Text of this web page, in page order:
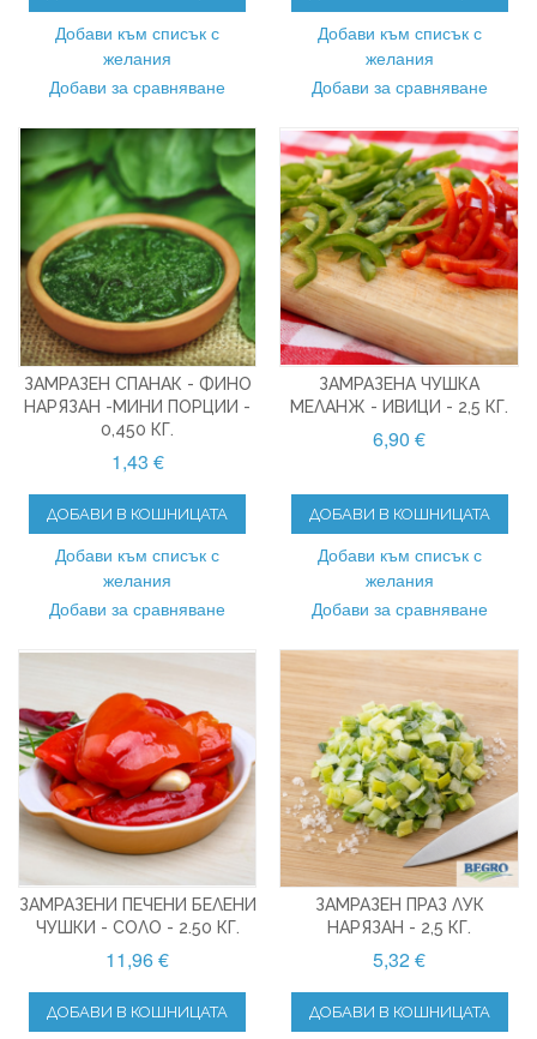
Добави към списък с
желания
Добави за сравняване
Добави към списък с
желания
Добави за сравняване
ЗАМРАЗЕН СПАНАК - ФИНО
НАРЯЗАН -МИНИ ПОРЦИИ -
0,450 КГ.
1,43 €
ДОБАВИ В КОШНИЦАТА
Добави към списък с
желания
Добави за сравняване
ЗАМРАЗЕНА ЧУШКА
МЕЛАНЖ - ИВИЦИ - 2,5 КГ.
6,90 €
ДОБАВИ В КОШНИЦАТА
Добави към списък с
желания
Добави за сравняване
ЗАМРАЗЕНИ ПЕЧЕНИ БЕЛЕНИ
ЧУШКИ - СОЛО - 2.50 КГ.
11,96 €
ДОБАВИ В КОШНИЦАТА
ЗАМРАЗЕН ПРАЗ ЛУК
НАРЯЗАН - 2,5 КГ.
5,32 €
ДОБАВИ В КОШНИЦАТА